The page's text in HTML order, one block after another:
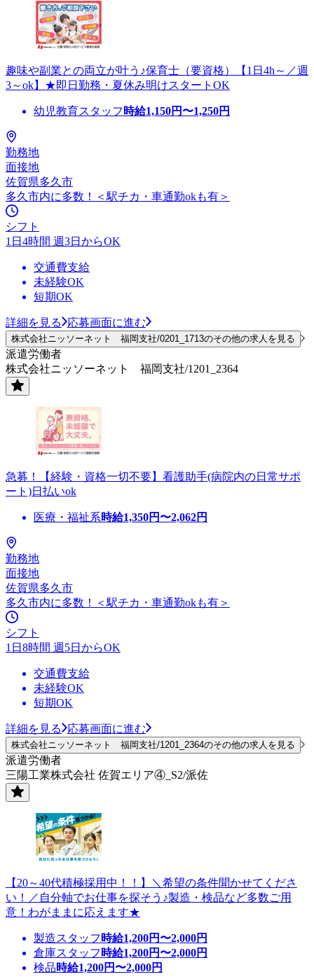
趣味や副業との両立が叶う♪保育士（要資格）【1日4h～／週
3～ok】★即日勤務・夏休み明けスタートOK
幼児教育スタッフ 時給1,150円〜1,250円
勤務地
面接地
佐賀県多久市
多久市内に多数！＜駅チカ・車通勤okも有＞
シフト
1日4時間 週3日からOK
交通費支給
未経験OK
短期OK
詳細を見る 応募画面に進む
株式会社ニッソーネット 福岡支社/0201_1713のその他の求人を見る
派遣労働者
株式会社ニッソーネット 福岡支社/1201_2364
急募！【経験・資格一切不要】看護助手(病院内の日常サポ
ート)日払いok
医療・福祉系時給1,350円〜2,062円
勤務地
面接地
佐賀県多久市
多久市内に多数！＜駅チカ・車通勤okも有＞
シフト
1日8時間 週5日からOK
交通費支給
未経験OK
短期OK
詳細を見る 応募画面に進む
株式会社ニッソーネット 福岡支社/1201_2364のその他の求人を見る
派遣労働者
三陽工業株式会社 佐賀エリア④_S2/派佐
【20～40代積極採用中！！】＼希望の条件聞かせてくださ
い！／自分軸でお仕事を探そう♪製造・検品など多数ご用
意！わがままに応えます★
製造スタッフ 時給1,200円〜2,000円
倉庫スタッフ 時給1,200円〜2,000円
検品時給1,200円〜2,000円